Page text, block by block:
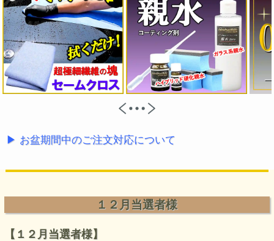
▶ お盆期間中のご注文対応について
１２月当選者様
【１２月当選者様】